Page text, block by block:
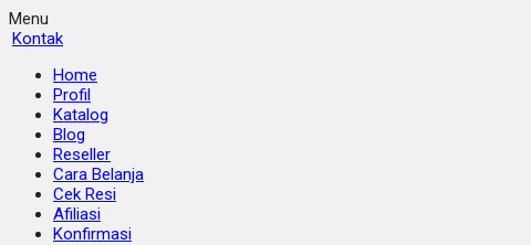
Menu
Kontak
Home
Profil
Katalog
Blog
Reseller
Cara Belanja
Cek Resi
Afiliasi
Konfirmasi